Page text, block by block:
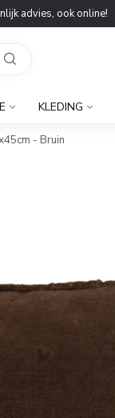
advies, ook online!
KLEDING
- Bruin